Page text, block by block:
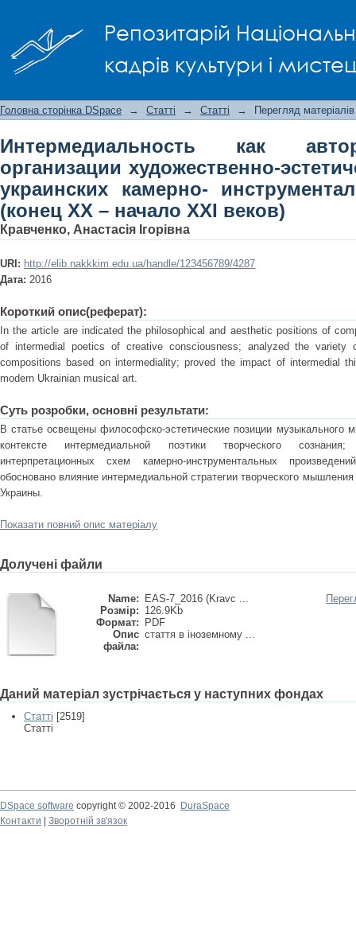
Репозитарій
кадрів культури і
эстетической целостности
композиций (конец ХХ – начало ХХІ
Головна сторінка DSpace → Статті → Статті → Перегляд матеріалів
Интермедиальность как
организации художественно-
украинских камерно-
(конец ХХ – начало ХХІ веков)
Кравченко, Анастасія Ігорівна
URI: http://elib.nakkkim.edu.ua/handle/123456789/4287
Дата: 2016
Короткий опис(реферат):
In the article are indicated the philosophical and aesthetic positions of
of intermedial poetics of creative consciousness; analyzed the variety
compositions based on intermediality; proved the impact of intermedial
modern Ukrainian musical art.
Суть розробки, основні результати:
В статье освещены философско-эстетические позиции музыкального
контексте интермедиальной поэтики творческого сознания;
интерпретационных схем камерно-инструментальных
обосновано влияние интермедиальной стратегии творческого
Украины.
Показати повний опис матеріалу
Долучені файли
Name:
EAS-7_2016 (Kravc ...
Розмір: 126.9Kb
Формат:
PDF
Опис
файла:
стаття в іноземному ...
Даний матеріал зустрічається у наступних фондах
Статті [2519]
Статті
DSpace software copyright © 2002-2016
DuraSpace
Контакти
Зворотній зв'язок